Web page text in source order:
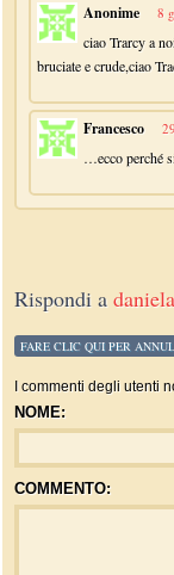
Anonime 8
ciao Trarcy a
bruciate e crude,ciao
Francesco
…ecco
Rispondi adaniela
FARE CLIC QUI PER
I commenti degli utenti
NOME:
COMMENTO: